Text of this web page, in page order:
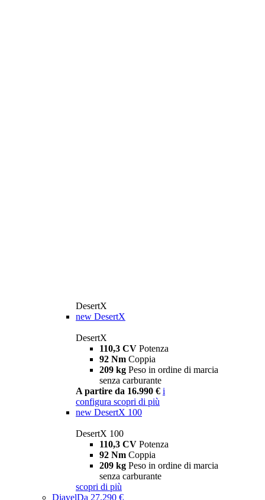
DesertX
new DesertX
DesertX
110,3 CV Potenza
92 Nm Coppia
209 kg Peso in ordine di marcia
senza carburante
A partire da 16.990 € i
configura scopri di più
new DesertX 100
DesertX 100
110,3 CV Potenza
92 Nm Coppia
209 kg Peso in ordine di marcia
senza carburante
scopri di più
DiavelDa 27.290 €